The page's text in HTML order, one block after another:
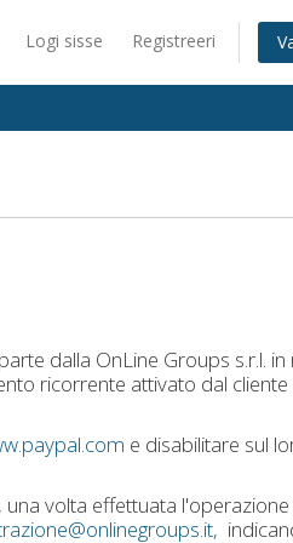
Logi sisse Registreeri
dalla OnLine Groups s.r.l.
ricorrente attivato dal
e disabilitare sul
volta effettuata